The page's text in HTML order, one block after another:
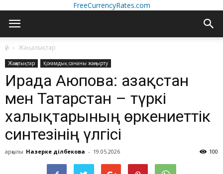
FreeCurrencyRates.com
үй Жаңалықтар
Жаңалықтар Қоғамдық сананы жаңғырту
Ирада Аюпова: Қазақстан
мен Татарстан – түркі
халықтарының өркениеттік
синтезінің үлгісі
арқылы Назерке Әділбекова - 19.05.2026 100